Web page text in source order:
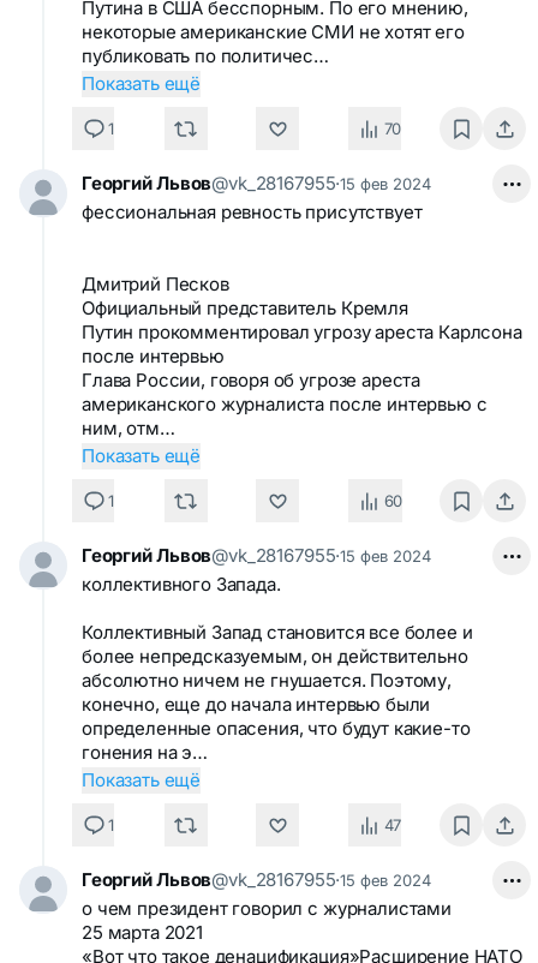
Путина в США бесспорным. По его мнению,
некоторые американские СМИ не хотят его
публиковать по политичес…
Показать ещё
1 70
Георгий Львов@vk_28167955·15 фев 2024
фессиональная ревность присутствует
Дмитрий Песков
Официальный представитель Кремля
Путин прокомментировал угрозу ареста Карлсона
после интервью
Глава России, говоря об угрозе ареста
американского журналиста после интервью с
ним, отм…
Показать ещё
1 60
Георгий Львов@vk_28167955·15 фев 2024
коллективного Запада.
Коллективный Запад становится все более и
более непредсказуемым, он действительно
абсолютно ничем не гнушается. Поэтому,
конечно, еще до начала интервью были
определенные опасения, что будут какие-то
гонения на э…
Показать ещё
1 47
Георгий Львов@vk_28167955·15 фев 2024
о чем президент говорил с журналистами
25 марта 2021
«Вот что такое денацификация»Расширение НАТО